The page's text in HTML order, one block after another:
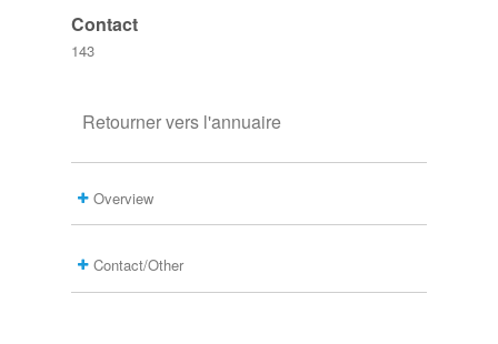
Contact
143
Retourner vers l'annuaire
Overview
Contact/Other